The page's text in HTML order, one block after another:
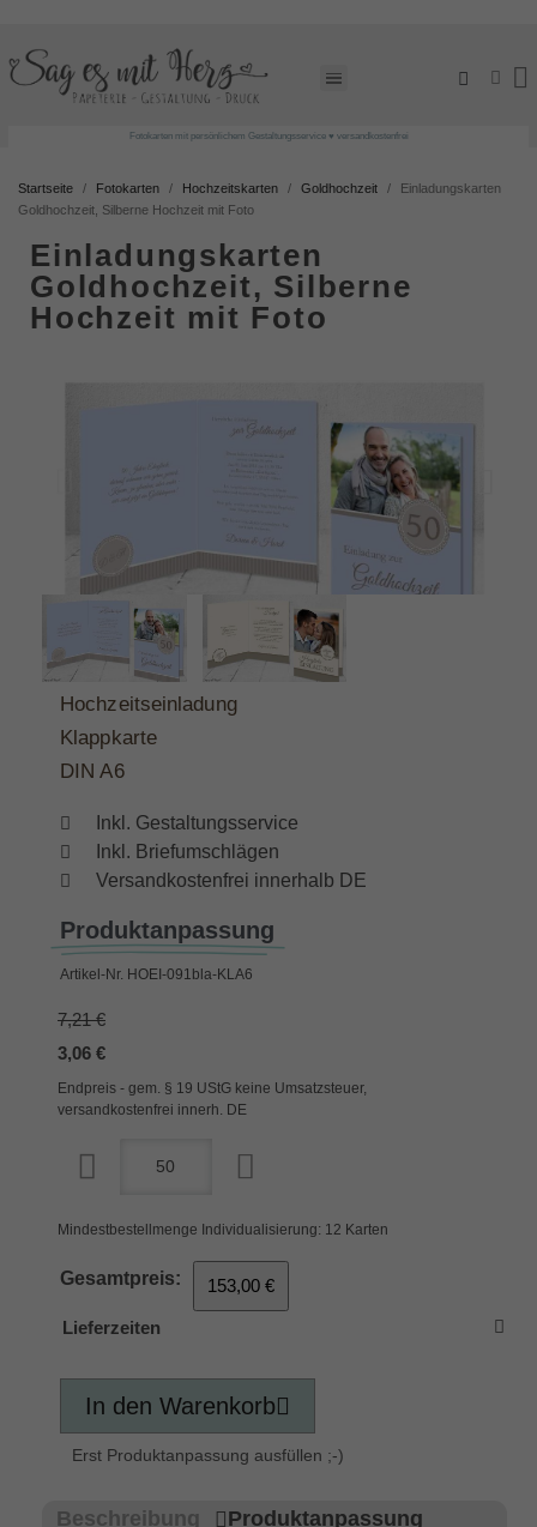
Fotokarten mit persönlichem Gestaltungsservice ♥ versandkostenfrei
Startseite Fotokarten Hochzeitskarten Goldhochzeit
Einladungskarten
Goldhochzeit, Silberne Hochzeit mit Foto
Einladungskarten
Goldhochzeit, Silberne
Hochzeit mit Foto
Hochzeitseinladung
Klappkarte
DIN A6
Inkl. Gestaltungsservice
Inkl. Briefumschlägen
Versandkostenfrei innerhalb DE
Produktanpassung
Artikel-Nr. HOEI-091bla-KLA6
7,21 €
3,06 €
Endpreis - gem. § 19 UStG keine Umsatzsteuer,
versandkostenfrei innerh. DE
Mindestbestellmenge Individualisierung: 12 Karten
Gesamtpreis: 153,00 €
Lieferzeiten
In den Warenkorb
Erst Produktanpassung ausfüllen ;-)
Beschreibung
Produktanpassung